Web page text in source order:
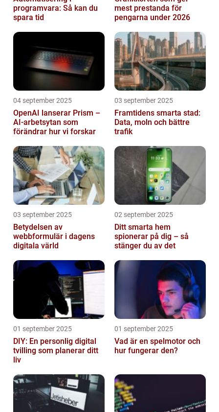
programvara: Så kan du
spara tid
mest prestanda för
pengarna under 2026
04 september 2025
OpenAI lanserar Prism –
AI-arbetsytan som
förändrar hur vi forskar
03 september 2025
Framtidens smarta stad:
Data, moln och bättre
trafik
03 september 2025
Betydelsen av
webbformulär i dagens
digitala värld
02 september 2025
Ditt smarta hem
spionerar på dig – så
stänger du av det
01 september 2025
DIY: En personlig digital
tvilling som planerar ditt
liv
01 september 2025
Vad är en spelmotor och
hur fungerar den?